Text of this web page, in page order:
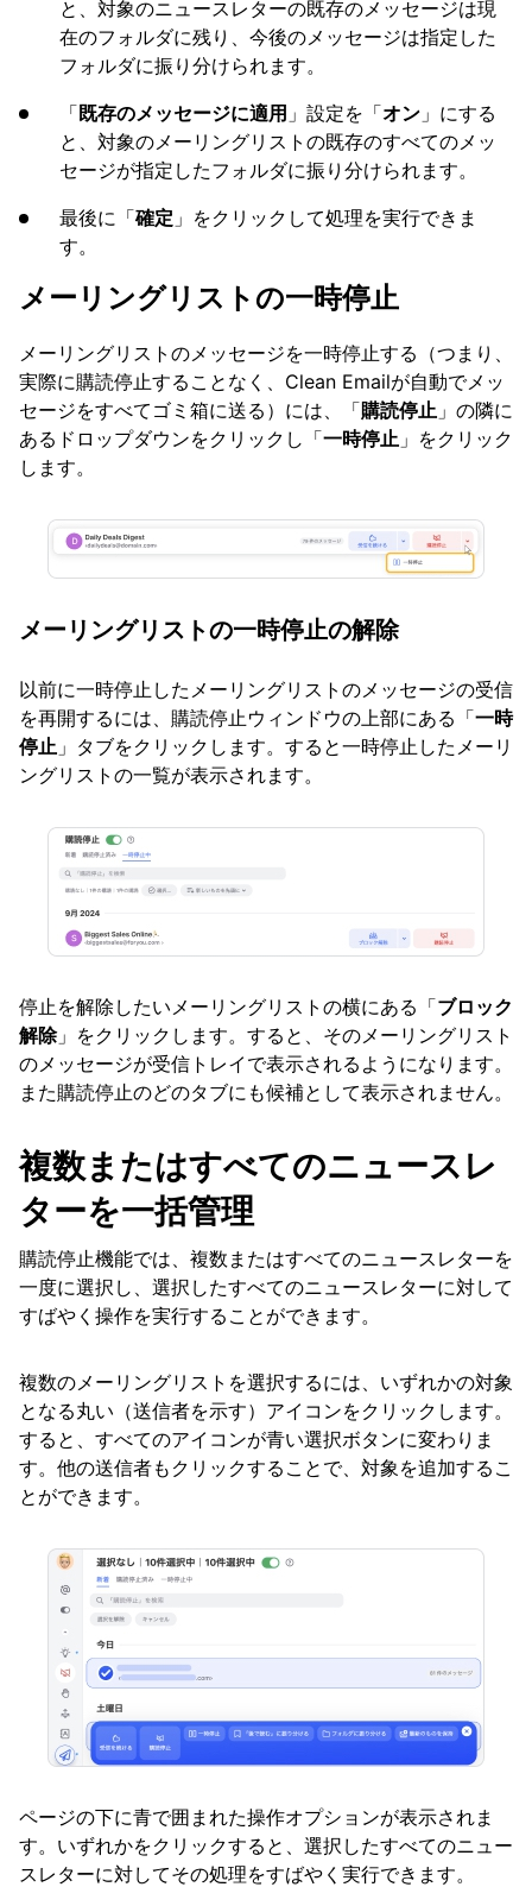
と、対象のニュースレターの既存のメッセージは現
在のフォルダに残り、今後のメッセージは指定した
フォルダに振り分けられます。
「既存のメッセージに適用 」設定を「オン 」にする
と、対象のメーリングリストの既存のすべてのメッ
セージが指定したフォルダに振り分けられます。
最後に「確定 」をクリックして処理を実行できま
す。
メーリングリストの一時停止
メーリングリストのメッセージを一時停止する（つまり、
実際に購読停止することなく、Clean Emailが自動でメッ
セージをすべてゴミ箱に送る）には、「購読停止 」の隣に
あるドロップダウンをクリックし「一時停止 」をクリック
します。
メーリングリストの一時停止の解除
以前に一時停止したメーリングリストのメッセージの受信
を再開するには、購読停止ウィンドウの上部にある「一時
停止 」タブをクリックします。すると一時停止したメーリ
ングリストの一覧が表示されます。
停止を解除したいメーリングリストの横にある「ブロック
解除」をクリックします。すると、そのメーリングリスト
のメッセージが受信トレイで表示されるようになります。
また購読停止のどのタブにも候補として表示されません。
複数またはすべてのニュースレ
ターを一括管理
購読停止機能では、複数またはすべてのニュースレターを
一度に選択し、選択したすべてのニュースレターに対して
すばやく操作を実行することができます。
複数のメーリングリストを選択するには、いずれかの対象
となる丸い（送信者を示す）アイコンをクリックします。
すると、すべてのアイコンが青い選択ボタンに変わりま
す。他の送信者もクリックすることで、対象を追加するこ
とができます。
ページの下に青で囲まれた操作オプションが表示されま
す。いずれかをクリックすると、選択したすべてのニュー
スレターに対してその処理をすばやく実行できます。